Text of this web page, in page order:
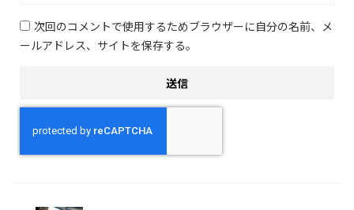
次回のコメントで使用するためブラウザーに自分の名前、メ
ールアドレス、サイトを保存する。